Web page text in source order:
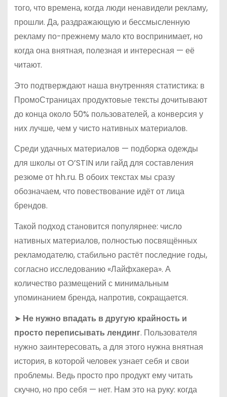
того, что времена, когда люди ненавидели рекламу,
прошли. Да, раздражающую и бессмысленную
рекламу по-прежнему мало кто воспринимает, но
когда она внятная, полезная и интересная — её
читают.
Это подтверждают наша внутренняя статистика: в
ПромоСтраницах продуктовые тексты дочитывают
до конца около 50% пользователей, а конверсия у
них лучше, чем у чисто нативных материалов.
Среди удачных материалов — подборка одежды
для школы от O’STIN или гайд для составления
резюме от hh.ru. В обоих текстах мы сразу
обозначаем, что повествование идёт от лица
брендов.
Такой подход становится популярнее: число
нативных материалов, полностью посвящённых
рекламодателю, стабильно растёт последние годы,
согласно исследованию «Лайфхакера». А
количество размещений с минимальным
упоминанием бренда, напротив, сокращается.
➤ Не нужно впадать в другую крайность и
просто переписывать лендинг. Пользователя
нужно заинтересовать, а для этого нужна внятная
история, в которой человек узнает себя и свои
проблемы. Ведь просто про продукт ему читать
скучно, но про себя — нет. Нам это на руку: когда